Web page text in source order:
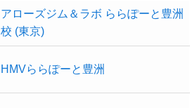
アローズジム＆ラボ ららぽーと豊洲
校 (東京)
HMVららぽーと豊洲